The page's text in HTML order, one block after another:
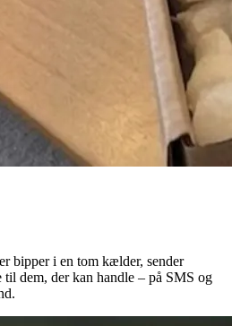
bipper i en tom kælder, sender
dem, der kan handle – på SMS og